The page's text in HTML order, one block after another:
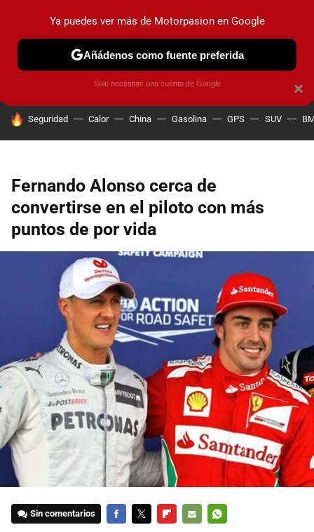
PRUEBAS COCHES ELÉCTRICOS OBSERVATORIO
HOY SE HABLA DE
Seguridad Calor China Gasolina GPS SUV
Fernando Alonso cerca de
convertirse en el piloto con más
puntos de por vida
Sin comentarios
×
Ya puedes ver más de Motorpasion en Google
Añádenos como fuente preferida
Solo necesitas una cuenta de Google